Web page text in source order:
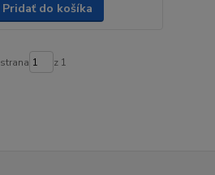
Pridať do košíka
strana z 1